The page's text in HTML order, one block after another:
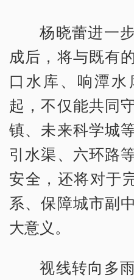
杨晓蕾进一
成后，将与既有
口水库、响潭
起，不仅能共同
镇、未来科学城
引水渠、六环路
安全，还将对于
系、保障城市副
大意义。
视线转向多